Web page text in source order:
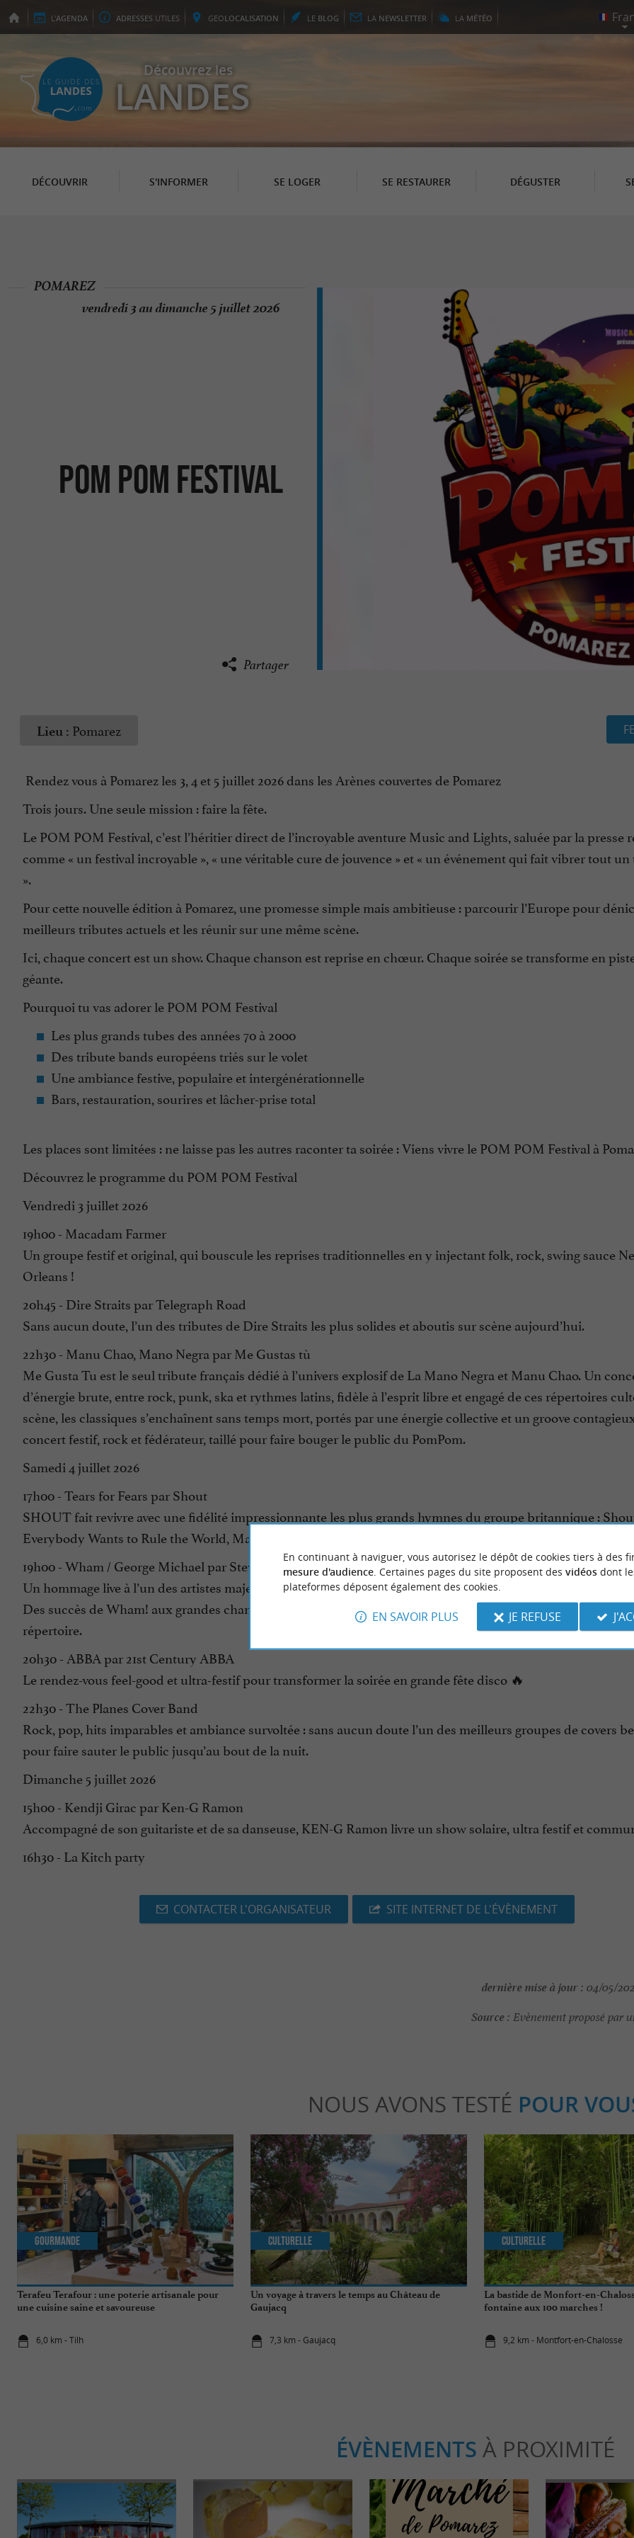
L'AGENDA ADRESSES UTILES GEOLOCALISATION LE BLOG LA NEWSLETTER LA MÉTÉO
Découvrez les
LANDES
DÉCOUVRIR S'INFORMER SE LOGER SE RESTAURER DÉGUSTER
POM POM Festival
POMAREZ
vendredi 3 au dimanche 5 juillet 2026
Partager
Lieu : Pomarez
Rendez vous à Pomarez les 3, 4 et 5 juillet 2026 dans les Arènes couvertes de Pomarez
Trois jours. Une seule mission : faire la fête.
Le POM POM Festival, c’est l’héritier direct de l’incroyable aventure Music and Lights, saluée par la presse
comme « un festival incroyable », « une véritable cure de jouvence » et « un événement qui fait vibrer tout
».
Pour cette nouvelle édition à Pomarez, une promesse simple mais ambitieuse : parcourir l’Europe pour
meilleurs tributes actuels et les réunir sur une même scène.
Ici, chaque concert est un show. Chaque chanson est reprise en chœur. Chaque soirée se transforme en
géante.
Pourquoi tu vas adorer le POM POM Festival
Les plus grands tubes des années 70 à 2000
Des tribute bands européens triés sur le volet
Une ambiance festive, populaire et intergénérationnelle
Bars, restauration, sourires et lâcher-prise total
Les places sont limitées : ne laisse pas les autres raconter ta soirée : Viens vivre le POM POM Festival à
Découvrez le programme du POM POM Festival
Vendredi 3 juillet 2026
19h00 - Macadam Farmer
Un groupe festif et original, qui bouscule les reprises traditionnelles en y injectant folk, rock, swing sauce
Orleans !
20h45 - Dire Straits par Telegraph Road
Sans aucun doute, l’un des tributes de Dire Straits les plus solides et aboutis sur scène aujourd’hui.
22h30 - Manu Chao, Mano Negra par Me Gustas tù
Me Gusta Tu est le seul tribute français dédié à l’univers explosif de La Mano Negra et Manu Chao. Un
d’énergie brute, entre rock, punk, ska et rythmes latins, fidèle à l’esprit libre et engagé de ces répertoires
scène, les classiques s’enchaînent sans temps mort, portés par une énergie collective et un groove
concert festif, rock et fédérateur, taillé pour faire bouger le public du PomPom.
Samedi 4 juillet 2026
17h00 - Tears for Fears par Shout
SHOUT fait revivre avec une fidélité impressionnante les plus grands hymnes du groupe britannique :
Everybody Wants to Rule the World, Mad World, Head Over Heels…
19h00 - Wham / George Michael par Steve Mitchell
Un hommage live à l’un des artistes majeurs des années 80 et 90.
Des succès de Wham! aux grandes chansons solo de George Michael, le spectacle traverse toutes les
répertoire.
20h30 - ABBA par 21st Century ABBA
Le rendez-vous feel-good et ultra-festif pour transformer la soirée en grande fête disco 🔥
22h30 - The Planes Cover Band
Rock, pop, hits imparables et ambiance survoltée : sans aucun doute l’un des meilleurs groupes de covers
pour faire sauter le public jusqu’au bout de la nuit.
Dimanche 5 juillet 2026
15h00 - Kendji Girac par Ken-G Ramon
Accompagné de son guitariste et de sa danseuse, KEN-G Ramon livre un show solaire, ultra festif et
16h30 - La Kitch party
CONTACTER L'ORGANISATEUR SITE INTERNET DE L'ÉVÈNEMENT
dernière mise à jour : 04/05/
Source : Evènement proposé par
NOUS AVONS TESTÉ POUR
Terafeu Terafour : une poterie artisanale pour
une cuisine saine et savoureuse
6,0 km - Tilh
Gourmande
Un voyage à travers le temps au Château de
Gaujacq
7,3 km - Gaujacq
Culturelle
La bastide de Monfort-en-
fontaine aux 100 marches !
9,2 km - Montfort-en-Chalosse
Culturelle
ÉVÈNEMENTS À PROXIMITÉ
En continuant à naviguer, vous autorisez le dépôt de cookies tiers à des
mesure d'audience. Certaines pages du site proposent des vidéosdont
plateformes déposent également des cookies.
EN SAVOIR PLUS JE REFUSE